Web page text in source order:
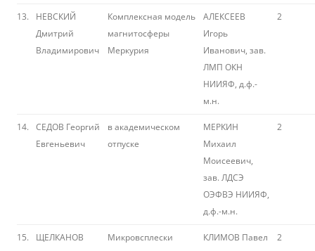
13.
НЕВСКИЙ
Дмитрий
Владимирович
Комплексная модель
магнитосферы
Меркурия
АЛЕКСЕЕВ
Игорь
Иванович, зав.
ЛМП ОКН
НИИЯФ, д.ф.-
м.н.
2
14.
СЕДОВ Георгий
Евгеньевич
в академическом
отпуске
МЕРКИН
Михаил
Моисеевич,
зав. ЛДСЭ
ОЭФВЭ НИИЯФ,
д.ф.-м.н.
2
15.
ЩЕЛКАНОВ
Микровсплески
КЛИМОВ Павел
2